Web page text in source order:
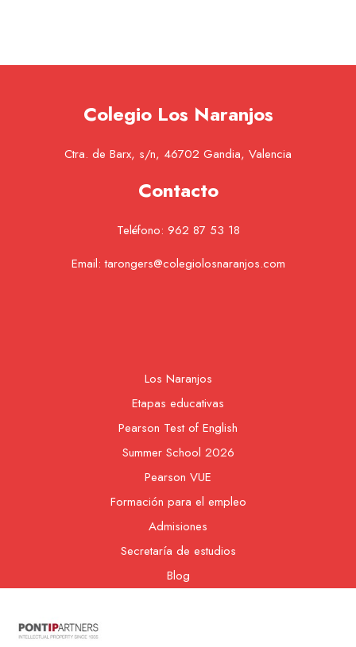
Colegio Los Naranjos
Ctra. de Barx, s/n, 46702 Gandia, Valencia
Contacto
Teléfono: 962 87 53 18
Email:tarongers@colegiolosnaranjos.com
Los Naranjos
Etapas educativas
Pearson Test of English
Summer School 2026
Pearson VUE
Formación para el empleo
Admisiones
Secretaría de estudios
Blog